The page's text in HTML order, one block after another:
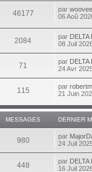
46177 parwoovee
06 Aoû
2084 par
08 Juil
71 par
24 Avr
115 par
21 Juin
MESSAGES DERNIER
980 par
24 Juil
448 par
16 Juil